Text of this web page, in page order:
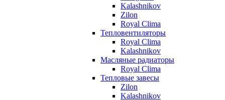
Kalashnikov
Zilon
Royal Clima
Тепловентиляторы
Royal Clima
Kalashnikov
Масляные радиаторы
Royal Clima
Тепловые завесы
Zilon
Kalashnikov